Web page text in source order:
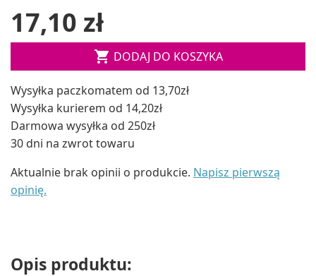
17,10 zł
 DODAJ DO KOSZYKA
Wysyłka paczkomatem od 13,70zł
Wysyłka kurierem od 14,20zł
Darmowa wysyłka od 250zł
30 dni na zwrot towaru
Aktualnie brak opinii o produkcie. Napisz pierwszą
opinię.
Opis produktu: